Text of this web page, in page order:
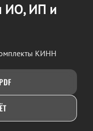
ИО, ИП и
КИНН